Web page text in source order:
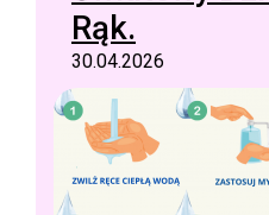
Rąk.
30.04.2026